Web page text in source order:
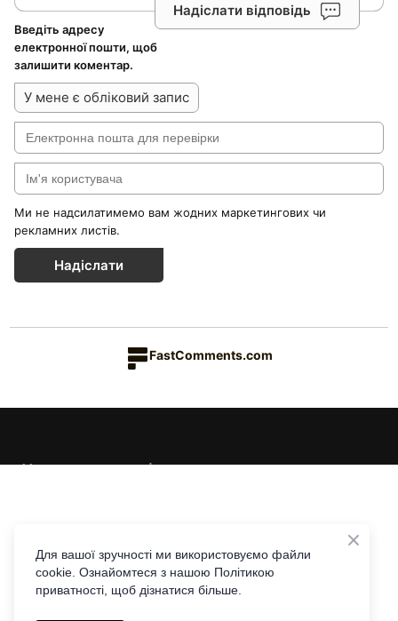
Надіслати відповідь
Введіть адресу
електронної пошти, щоб
залишити коментар.
У мене є обліковий запис
Ми не надсилатимемо вам жодних маркетингових чи
рекламних листів.
Надіслати
FastComments.com
Каталог товарів
Дім & Кухня
Доставка та оплата
Повернення та обмін
Контакти
Для вашої зручності ми використовуємо файли
cookie. Ознайомтеся з нашою Політикою
приватності, щоб дізнатися більше.